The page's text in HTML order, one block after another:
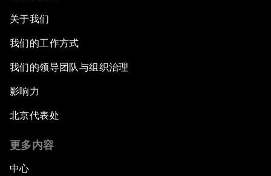
关于我们
我们的工作方式
我们的领导团队与组织治理
影响力
北京代表处
更多内容
中心